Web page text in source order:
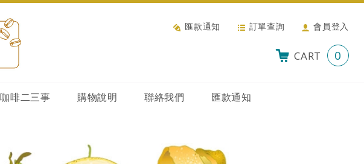
匯款通知 訂單查詢 會員登入
CART 0
咖啡二三事 購物說明 聯絡我們 匯款通知